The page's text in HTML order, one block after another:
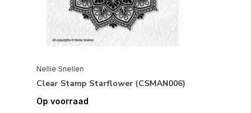
Nellie Snellen
Clear Stamp Starflower (CSMAN006)
Op voorraad